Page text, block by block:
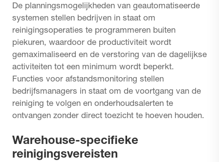
De planningsmogelijkheden van geautomatiseerde
systemen stellen bedrijven in staat om
reinigingsoperaties te programmeren buiten
piekuren, waardoor de productiviteit wordt
gemaximaliseerd en de verstoring van de dagelijkse
activiteiten tot een minimum wordt beperkt.
Functies voor afstandsmonitoring stellen
bedrijfsmanagers in staat om de voortgang van de
reiniging te volgen en onderhoudsalerten te
ontvangen zonder direct toezicht te hoeven houden.
Warehouse-specifieke
reinigingsvereisten